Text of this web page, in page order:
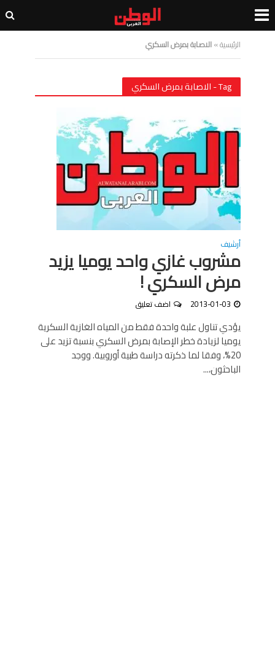
الرئيسية»الاصابة بمرض السكري
Tag - الاصابة بمرض السكري
أرشيف
مشروب غازي واحد يوميا يزيد
مرض السكري !
2013-01-03 اضف تعليق
يؤدي تناول علبة واحدة فقط من المياه الغازية السكرية
يوميا لزيادة خطر الإصابة بمرض السكري بنسبة تزيد على
20%، وفقا لما ذكرته دراسة طبية أوروبية. ووجد
الباحثون،...